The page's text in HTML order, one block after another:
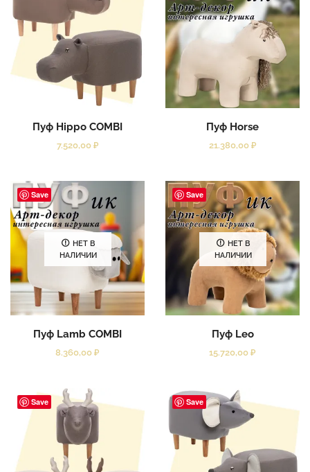
Пуф Hippo COMBI
7.520,00 ₽
Пуф Horse
21.380,00 ₽
Save
НЕТ В
НАЛИЧИИ
Пуф Lamb COMBI
8.360,00 ₽
Save
НЕТ В
НАЛИЧИИ
Пуф Leo
15.720,00 ₽
Save Save